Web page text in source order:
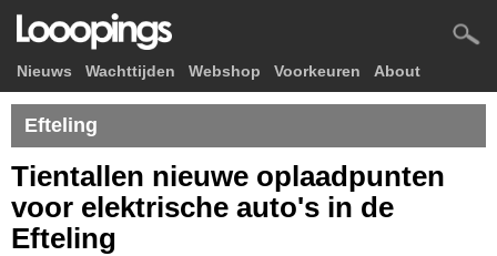
Nieuws Wachttijden Webshop Voorkeuren About
Efteling
Tientallen nieuwe oplaadpunten
voor elektrische auto's in de
Efteling